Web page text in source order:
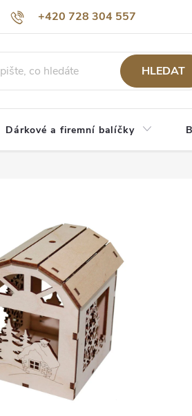
+420 728 304 557
O nás
HLEDAT
Dárkové a firemní balíčky